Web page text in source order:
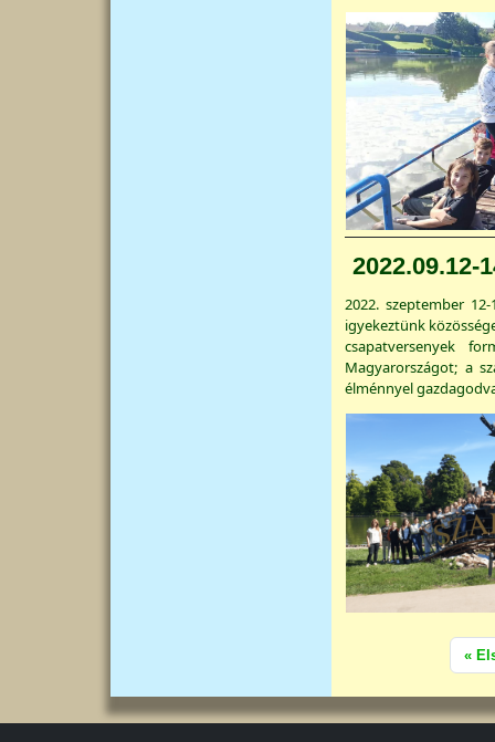
2022.09.12-
2022. szeptember
igyekeztünk
csapatversenyek
Magyarországot; a
élménnyel
Oldalszámozás
«